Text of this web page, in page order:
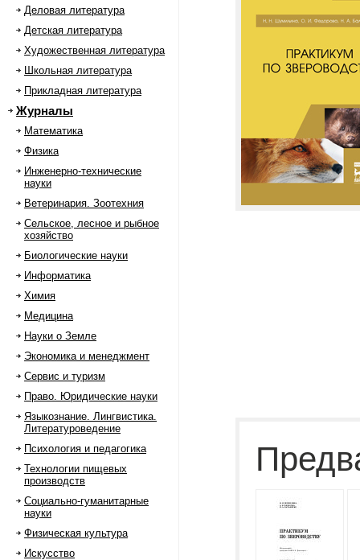
Деловая литература
Детская литература
Художественная литература
Школьная литература
Прикладная литература
Журналы
Математика
Физика
Инженерно-технические
науки
Ветеринария. Зоотехния
Сельское, лесное и рыбное
хозяйство
Биологические науки
Информатика
Химия
Медицина
Науки о Земле
Экономика и менеджмент
Сервис и туризм
Право. Юридические науки
Языкознание. Лингвистика.
Литературоведение
Психология и педагогика
Технологии пищевых
производств
Социально-гуманитарные
науки
Физическая культура
Искусство